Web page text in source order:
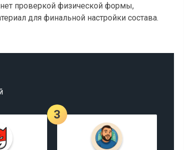
проверкой физической формы,
для финальной настройки состава.
3